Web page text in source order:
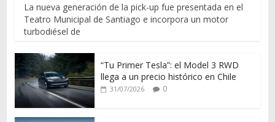
La nueva generación de la pick-up fue presentada en el
Teatro Municipal de Santiago e incorpora un motor
turbodiésel de
“Tu Primer Tesla”: el Model 3 RWD
llega a un precio histórico en Chile
31/07/2026 0